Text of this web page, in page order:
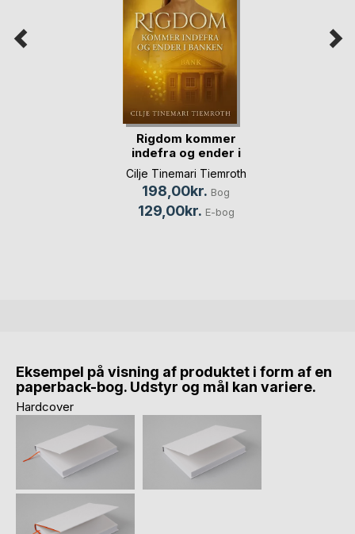
Rigdom kommer
indefra og ender i
banken
Cilje Tinemari Tiemroth
198,00kr. Bog
129,00kr. E-bog
Eksempel på visning af produktet i form af en
paperback-bog. Udstyr og mål kan variere.
Hardcover